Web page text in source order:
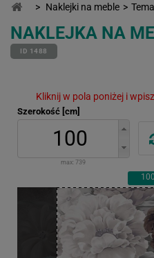
> Naklejki na meble >
NAKLEJKA NA
ID 1488
Kliknij w pola poniżej i
Szerokość [cm]
max: 739
100